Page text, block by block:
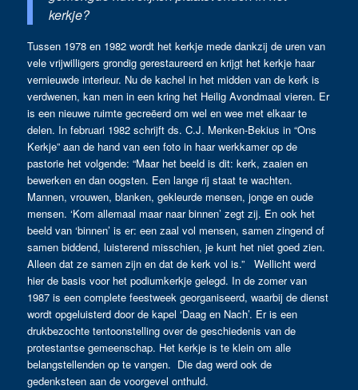
kerkje?
Tussen 1978 en 1982 wordt het kerkje mede dankzij de uren van
vele vrijwilligers grondig gerestaureerd en krijgt het kerkje haar
vernieuwde interieur. Nu de kachel in het midden van de kerk is
verdwenen, kan men in een kring het Heilig Avondmaal vieren. Er
is een nieuwe ruimte gecreëerd om wel en wee met elkaar te
delen. In februari 1982 schrijft ds. C.J. Menken-Bekius in “Ons
Kerkje” aan de hand van een foto in haar werkkamer op de
pastorie het volgende: “Maar het beeld is dit: kerk, zaaien en
bewerken en dan oogsten. Een lange rij staat te wachten.
Mannen, vrouwen, blanken, gekleurde mensen, jonge en oude
mensen. ‘Kom allemaal maar naar binnen’ zegt zij. En ook het
beeld van ‘binnen’ is er: een zaal vol mensen, samen zingend of
samen biddend, luisterend misschien, je kunt het niet goed zien.
Alleen dat ze samen zijn en dat de kerk vol is.” Wellicht werd
hier de basis voor het podiumkerkje gelegd. In de zomer van
1987 is een complete feestweek georganiseerd, waarbij de dienst
wordt opgeluisterd door de kapel ‘Daag en Nach’. Er is een
drukbezochte tentoonstelling over de geschiedenis van de
protestantse gemeenschap. Het kerkje is te klein om alle
belangstellenden op te vangen. Die dag werd ook de
gedenksteen aan de voorgevel onthuld.